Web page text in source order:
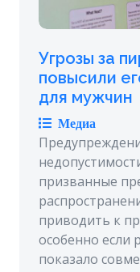
Угрозы за
повысили
для мужчин
Медиа
призванные
приводить к
особенно если
показало